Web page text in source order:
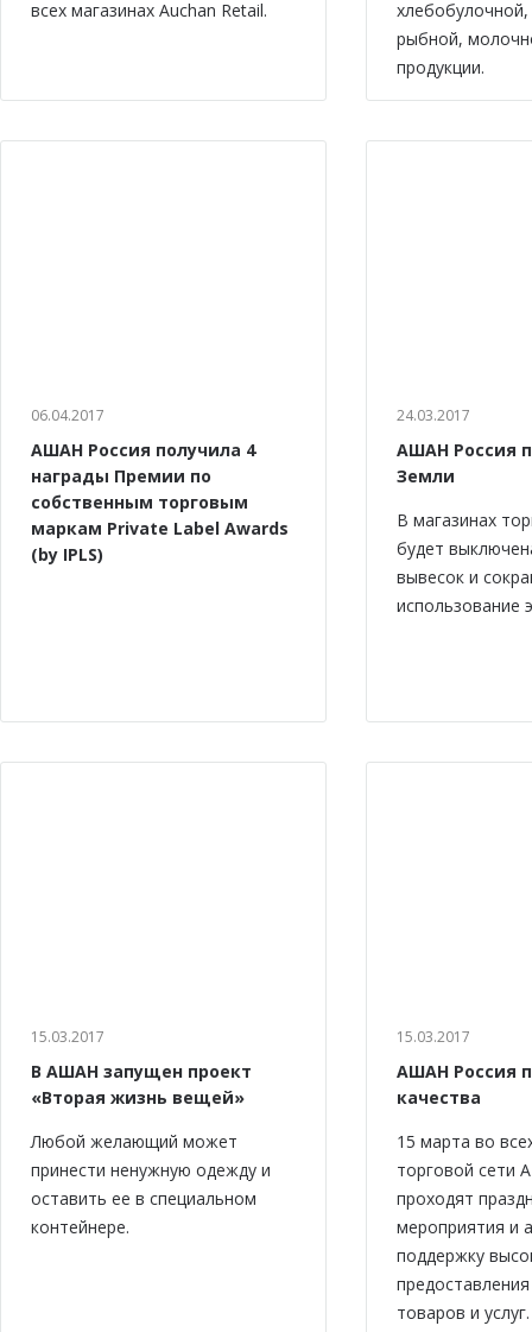
всех магазинах Auchan Retail.
рыбной,
продукции.
06.04.2017
АШАН Россия получила 4
награды Премии по
собственным торговым
маркам Private Label Awards
(by IPLS)
24.03.2017
АШАН Россия
Земли
В магазинах
будет
вывесок и
использование
15.03.2017
В АШАН запущен проект
«Вторая жизнь вещей»
Любой желающий может
принести ненужную одежду и
оставить ее в специальном
контейнере.
15.03.2017
АШАН Россия
качества
15 марта во
торговой сети
проходят
мероприятия и
поддержку
товаров и услуг.